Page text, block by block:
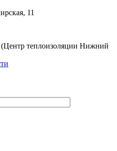
11
теплоизоляции Нижний